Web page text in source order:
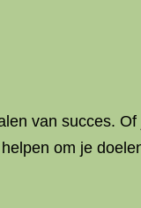
van succes.
om je